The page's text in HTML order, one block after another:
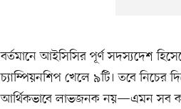
বর্তমানে আইসিসির পূর্ণ সদস্যদেশ
চ্যাম্পিয়নশিপ খেলে ৯টি। তবে নিচের
আর্থিকভাবে লাভজনক নয়—এমন সব